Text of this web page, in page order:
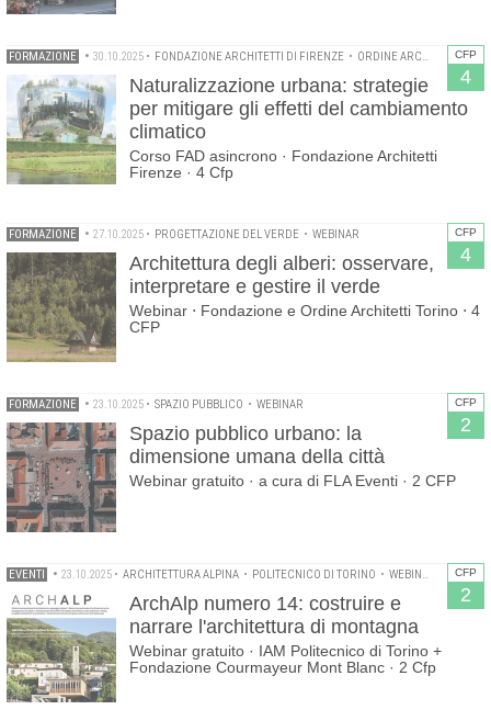
CFP
4
FORMAZIONE • 30.10.2025 • FONDAZIONE ARCHITETTI DI FIRENZE • ORDINE ARCHITETTI PPC DI FIRENZE
Naturalizzazione urbana: strategie
per mitigare gli effetti del cambiamento
climatico
Corso FAD asincrono · Fondazione Architetti
Firenze · 4 Cfp
CFP
4
FORMAZIONE • 27.10.2025 • PROGETTAZIONE DEL VERDE • WEBINAR
Architettura degli alberi: osservare,
interpretare e gestire il verde
Webinar ⋅ Fondazione e Ordine Architetti Torino ⋅ 4
CFP
CFP
2
FORMAZIONE • 23.10.2025 • SPAZIO PUBBLICO • WEBINAR
Spazio pubblico urbano: la
dimensione umana della città
Webinar gratuito · a cura di FLA Eventi · 2 CFP
CFP
2
EVENTI • 23.10.2025 • ARCHITETTURA ALPINA • POLITECNICO DI TORINO • WEBINAR
ArchAlp numero 14: costruire e
narrare l'architettura di montagna
Webinar gratuito · IAM Politecnico di Torino +
Fondazione Courmayeur Mont Blanc · 2 Cfp